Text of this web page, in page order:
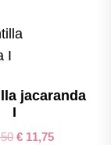
jacaranda
I
€11,75